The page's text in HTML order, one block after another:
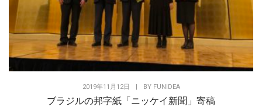
2019年11月12日 | BY FUNIDEA
ブラジルの邦字紙「ニッケイ新聞」寄稿